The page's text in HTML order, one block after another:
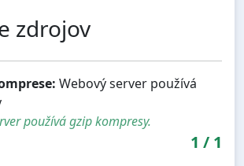
zdrojov
Webový server používá
používá gzip kompresy.
1 / 1